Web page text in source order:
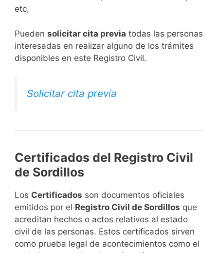
etc,
​Pueden solicitar cita previa todas las personas
interesadas en realizar alguno de los trámites
disponibles en este Registro Civil.​
Solicitar cita previa
Certificados del Registro Civil
de Sordillos
Los Certificados son documentos oficiales
emitidos por el Registro Civil de Sordillos que
acreditan hechos o actos relativos al estado
civil de las personas. Estos certificados sirven
como prueba legal de acontecimientos como el